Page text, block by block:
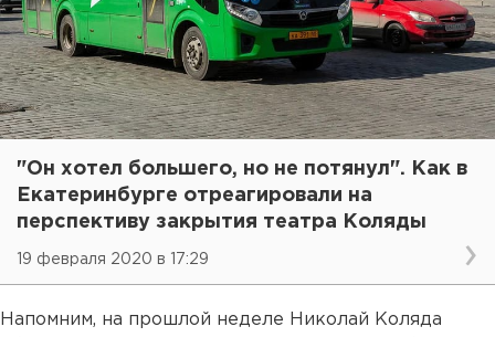
"Он хотел большего, но не потянул". Как в
Екатеринбурге отреагировали на
перспективу закрытия театра Коляды
19 февраля 2020 в 17:29
Напомним, на прошлой неделе Николай Коляда